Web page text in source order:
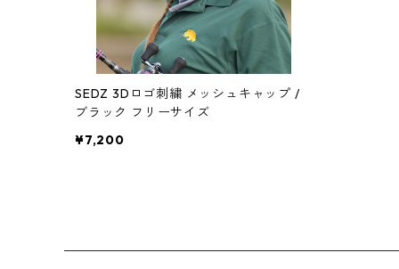
SEDZ 3Dロゴ刺繍 メッシュキャップ /
ブラック フリーサイズ
¥7,200